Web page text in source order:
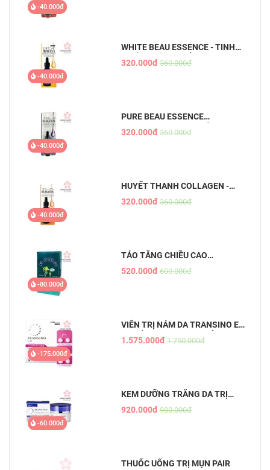
-40.000đ
-40.000đ
WHITE BEAU ESSENCE - TINH
CHẤT DƯỠNG TRẮNG DA MỜ
THÂM
320.000đ 360.000đ
-40.000đ
PURE BEAU ESSENCE
PLACENTA - TINH CHẤT NHAU
THAI
320.000đ 360.000đ
-40.000đ
HUYẾT THANH COLLAGEN -
PURE BEAU ESSENCE
320.000đ 360.000đ
-80.000đ
TẢO TĂNG CHIỀU CAO
SHINSHIN KAKUMEI
520.000đ 600.000đ
-175.000đ
VIÊN TRỊ NÁM DA TRANSINO EX
- CHỐNG NÁM HIỆU QUẢ, AN
TOÀN
1.575.000đ 1.750.000đ
-60.000đ
KEM DƯỠNG TRẮNG DA TRỊ
NÁM ĐÊM TRANSINO
WHITENING REPAIR CREAM EX
920.000đ 980.000đ
THUỐC UỐNG TRỊ MỤN PAIR